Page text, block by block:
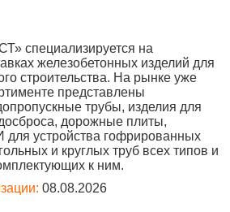
специализируется на
железобетонных изделий для
строительства. На рынке уже
представлены
трубы, изделия для
дорожные плиты,
устройства гофрированных
и круглых труб всех типов и
к ним.
08.08.2026